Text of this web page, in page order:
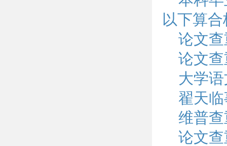
以下算
论文
论文
大学
翟天
维普
论文